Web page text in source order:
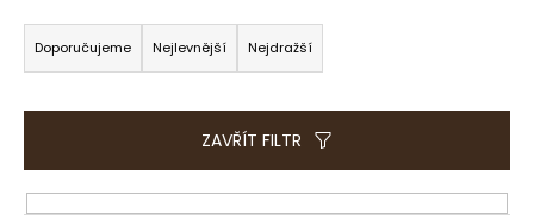
Ř
a
z
e
í
p
Doporučujeme Nejlevnější Nejdražší
ZAVŘÍT FILTR
C
o
t
ř